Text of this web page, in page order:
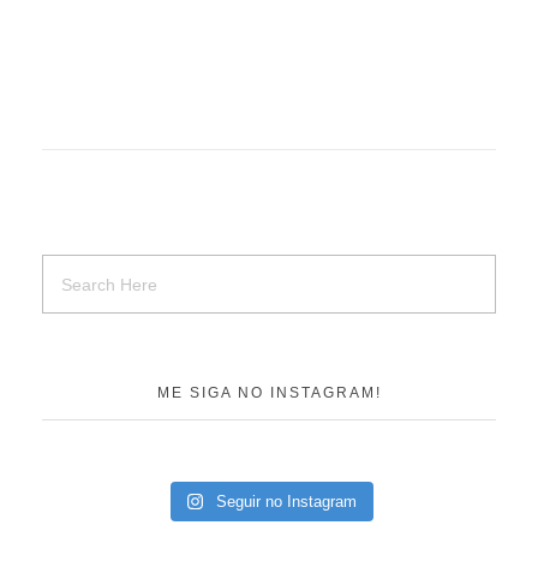
ME SIGA NO INSTAGRAM!
Seguir no Instagram